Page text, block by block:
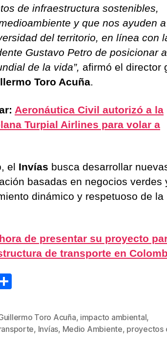
de infraestructura sostenibles,
y que nos ayuden a
del territorio, en línea con
Gustavo Petro de posicionar
de la vida”, afirmó el director
Toro Acuña.
Aeronáutica Civil autorizó a la
Turpial Airlines para volar a
el Invías busca desarrollar
basadas en negocios verdes
dinámico y respetuoso de la
de presentar su proyecto
de transporte en
Pi
m
p
Toro Acuña, impacto ambiental,
, Invías, Medio Ambiente, proyectos